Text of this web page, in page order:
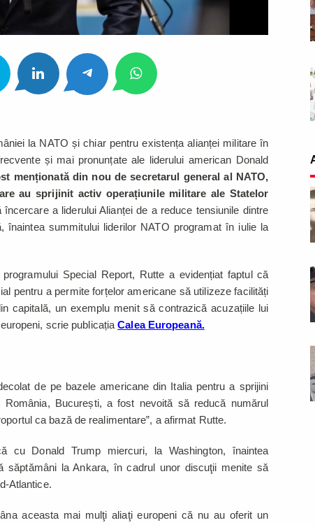
la NATO și chiar pentru existența alianței militare în
și mai pronunțate ale liderului american Donald
menționată din nou de secretarul general al NATO,
au sprijinit activ operațiunile militare ale Statelor
încercare a liderului Alianței de a reduce tensiunile dintre
înaintea summitului liderilor NATO programat în iulie la
Special Report, Rutte a evidențiat faptul că
pentru a permite forțelor americane să utilizeze facilități
capitală, un exemplu menit să contrazică acuzațiile lui
scrie publicațiaCalea Europeană.
de pe bazele americane din Italia pentru a sprijini
București, a fost nevoită să reducă numărul
ca bază de realimentare”, a afirmat Rutte.
cu Donald Trump miercuri, la Washington, înaintea
săptămâni la Ankara, în cadrul unor discuţii menite să
Atlantice.
aceasta mai mulţi aliaţi europeni că nu au oferit un